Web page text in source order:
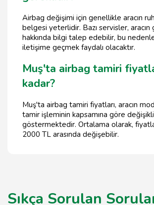
Airbag değişimi için genellikle aracın
belgesi yeterlidir. Bazı servisler, aracın
hakkında bilgi talep edebilir, bu
iletişime geçmek faydalı olacaktır.
Muş'ta airbag tamiri
kadar?
Muş'ta airbag tamiri fiyatları, aracın
tamir işleminin kapsamına göre
göstermektedir. Ortalama olarak,
2000 TL arasında değişebilir.
Sıkça Sorulan